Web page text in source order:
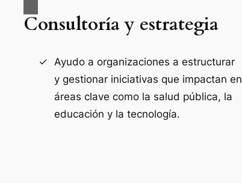
Consultoría y estrategia
Ayudo a organizaciones a estructurar
y gestionar iniciativas que impactan en
áreas clave como la salud pública, la
educación y la tecnología.